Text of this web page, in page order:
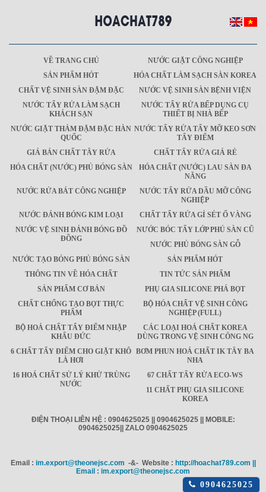
VỀ TRANG CHỦ
NƯỚC GIẶT CÔNG NGHIỆP
SẢN PHẨM HÓT
HÓA CHẤT LÀM SẠCH SÀN KOREA
CHẤT VỆ SINH SÀN ĐẬM ĐẶC
NƯỚC VỆ SINH SÀN BỆNH VIỆN
NƯỚC TẨY RỬA LÀM SẠCH
KHÁCH SẠN
NƯỚC TẨY RỬA BẾP DỤNG CỤ
THIẾT BỊ NHÀ BẾP
NƯỚC GIẶT THẢM ĐẬM ĐẶC HÀN
QUỐC
NƯỚC TẨY RỬA TẨY MỠ KEO SƠN
TẨY ĐIỂM
GIÁ BÁN CHẤT TÂY RỬA
CHẤT TẨY RỬA GIÁ RẺ
HÓA CHẤT (NƯỚC) PHỦ BÓNG SÀN
HÓA CHẤT (NƯỚC) LAU SÀN ĐA
NĂNG
NƯỚC RỬA BÁT CÔNG NGHIỆP
NƯỚC TẨY RỬA DẦU MỠ CÔNG
NGHIỆP
NƯỚC ĐÁNH BÓNG KIM LOẠI
CHẤT TẨY RỬA GỈ SÉT Ố VÀNG
NƯỚC VỆ SINH ĐÁNH BÓNG ĐỒ
ĐỒNG
NƯỚC BÓC TẨY LỚP PHỦ SÀN CŨ
NƯỚC PHỦ BÓNG SÀN GỖ
NƯỚC TẠO BÓNG PHỦ BÓNG SÀN
SẢN PHẨM HÓT
THÔNG TIN VỀ HÓA CHẤT
TIN TỨC SẢN PHẨM
SẢN PHẨM CƠ BẢN
PHỤ GIA SILICONE PHÁ BỌT
CHẤT CHỐNG TẠO BỌT THỰC
PHẨM
BỘ HÓA CHẤT VỆ SINH CÔNG
NGHIỆP (FULL)
BỘ HOÁ CHẤT TẨY ĐIỂM NHẬP
KHẨU ĐỨC
CÁC LOẠI HOÁ CHẤT KOREA
DÙNG TRONG VỆ SINH CÔNG NG
6 CHẤT TẨY ĐIỂM CHO GIẶT KHÔ
LÀ HƠI
BƠM PHUN HOÁ CHẤT IK TÂY BA
NHA
16 HOÁ CHẤT SỬ LÝ KHỬ TRÙNG
NƯỚC
67 CHẤT TẨY RỬA ECO-WS
11 CHẤT PHỤ GIA SILICONE
KOREA
ĐIỆN THOẠI LIÊN HỆ : 0904625025 || 0904625025 || MOBILE:
0904625025|| ZALO 0904625025
Email : im.export@theonejsc.com -&- Website : http://hoachat789.com ||
Email : im.export@theonejsc.com
Click
0904625025